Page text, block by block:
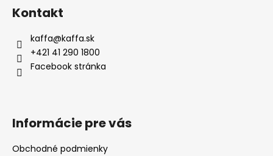
ROSSA,
ZRNKOVÁ
KG
472
Kč
Původně:
Kontakt
kaffa@kaffa.sk
+421 41 290 1800
Facebook stránka
Informácie pre vás
Obchodné podmienky